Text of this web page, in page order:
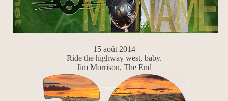
15 août 2014
Ride the highway west, baby.
Jim Morrison, The End